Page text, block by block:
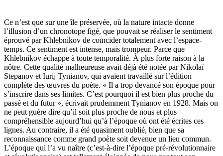
Ce n’est que sur une île préservée, où la nature intacte donne
l’illusion d’un chronotope figé, que pouvait se réaliser le sentiment
éprouvé par Khlebnikov de coïncider totalement avec l’espace-
temps. Ce sentiment est intense, mais trompeur. Parce que
Khlebnikov échappe à toute temporalité. À plus forte raison à la
nôtre. Cette qualité malheureuse avait déjà été notée par Nikolaï
Stepanov et Iurij Tynianov, qui avaient travaillé sur l’édition
complète des œuvres du poète. « Il a trop devancé son époque pour
s’inscrire dans ses limites. C’est pourquoi il est bien plus proche du
passé et du futur », écrivait prudemment Tynianov en 1928. Mais on
ne peut guère dire qu’il soit plus proche de nous et plus
compréhensible aujourd’hui qu’à l’époque où ont été écrites ces
lignes. Au contraire, il a été quasiment oublié, bien que sa
reconnaissance comme grand poète soit devenue un lieu commun.
L’époque qui l’a vu naître (c’est-à-dire l’époque pré-révolutionnaire